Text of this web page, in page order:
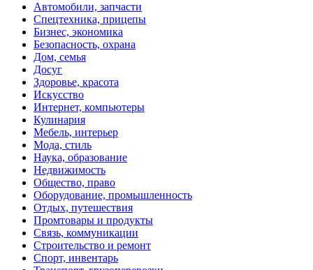
Автомобили, запчасти
Спецтехника, прицепы
Бизнес, экономика
Безопасность, охрана
Дом, семья
Досуг
Здоровье, красота
Искусство
Интернет, компьютеры
Кулинария
Мебель, интерьер
Мода, стиль
Наука, образование
Недвижимость
Общество, право
Оборудование, промышленность
Отдых, путешествия
Промтовары и продукты
Связь, коммуникации
Строительство и ремонт
Спорт, инвентарь